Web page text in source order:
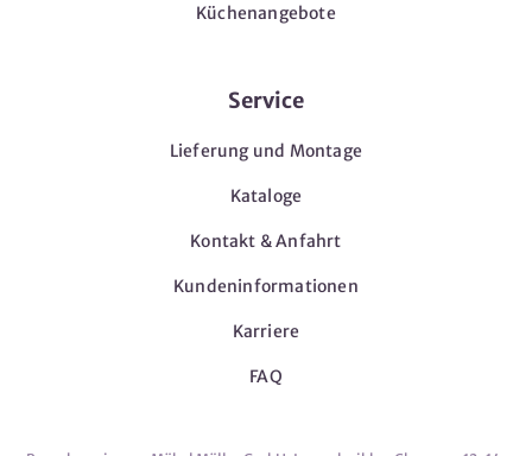
Küchenangebote
Service
Lieferung und Montage
Kataloge
Kontakt & Anfahrt
Kundeninformationen
Karriere
FAQ